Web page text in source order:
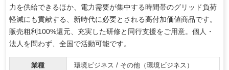
力を供給できるほか、電力需要が集中する時間帯のグリッド負荷
軽減にも貢献する、新時代に必要とされる高付加価値商品です。
販売粗利100%還元、充実した研修と同行支援をご用意。個人・
法人を問わず、全国で活動可能です。
業種 環境ビジネス / その他（環境ビジネス）